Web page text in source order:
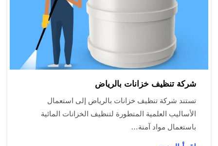
شركة تنظيف خزانات بالرياض
تستند شركة تنظيف خزانات بالرياض إلى استعمال
الأساليب العلمية المتطورة لتنظيف الخزانات المائية
باستعمال مواد آمنة…